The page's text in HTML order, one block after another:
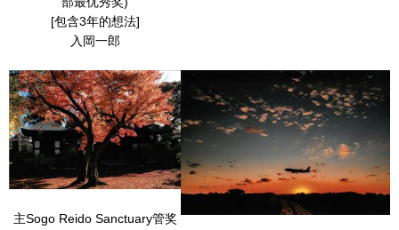
[包含3年的想法]
入岡一郎
主Sogo Reido Sanctuary管奖